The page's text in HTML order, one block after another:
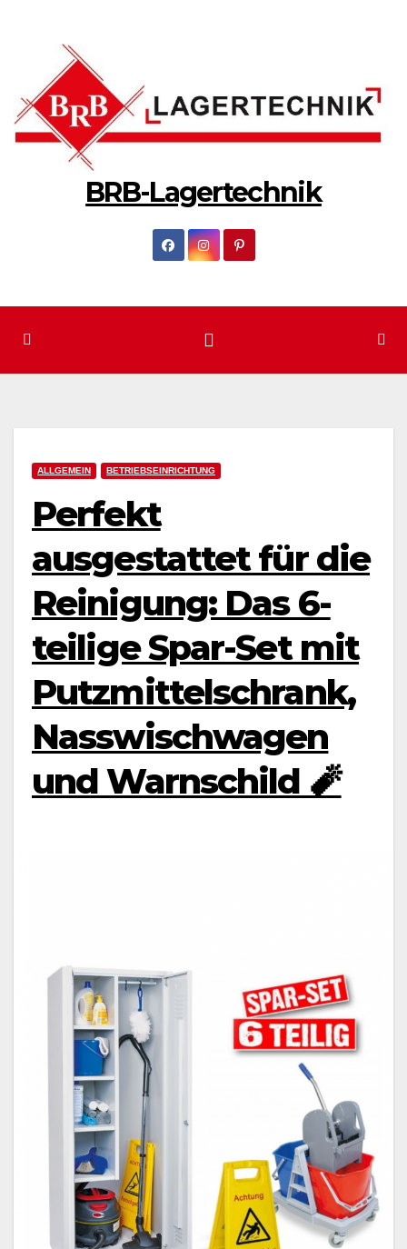
BRB-Lagertechnik
ALLGEMEIN BETRIEBSEINRICHTUNG
Perfekt
ausgestattet für die
Reinigung: Das 6-
teilige Spar-Set mit
Putzmittelschrank,
Nasswischwagen
und Warnschild 🧨